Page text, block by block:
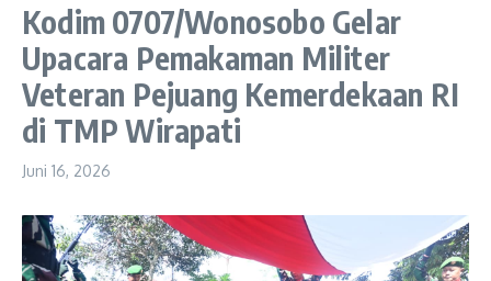
Kodim 0707/Wonosobo Gelar
Upacara Pemakaman Militer
Veteran Pejuang Kemerdekaan RI
di TMP Wirapati
Juni 16, 2026